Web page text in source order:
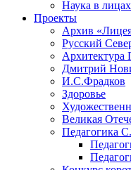
Наука в лицах
Проекты
Архив
Русский
Архитектура
Дмитрий
И.С.Фрадков
Здоровье
Великая
Педагогика